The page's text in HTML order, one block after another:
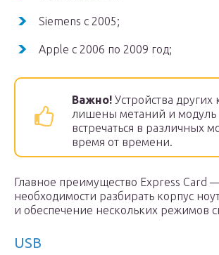
Siemens с 2005;
Apple c 2006 по 2009 год;
Важно! Устройства
лишены метаний и модуль
встречаться в различных
время от времени.
Главное преимущество Express Card —
необходимости разбирать корпус
и обеспечение нескольких режимов
USB